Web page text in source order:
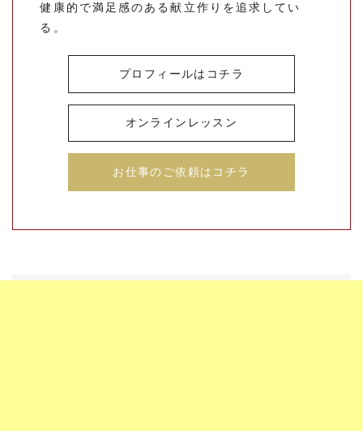
健康的で満足感のある献立作りを追求してい
る。
プロフィールはコチラ
オンラインレッスン
お仕事のご依頼はコチラ